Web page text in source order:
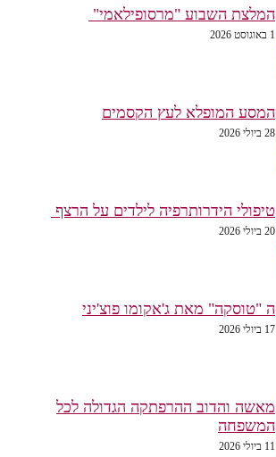
המלצת השבוע "מרסופילאמי"
1 באוגוסט 2026
המסע המופלא לעץ הקסמים
28 ביולי 2026
טיפולי הידרותרפיה לילדים על הרצף
20 ביולי 2026
ה "טוסקה" מאת ג'אקומו פוצ'יני
17 ביולי 2026
מאשה והדוב ההרפתקה הגדולה לכל
המשפחה
11 ביולי 2026